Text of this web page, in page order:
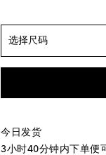
选择尺码
34 最后一件
今日发货
3小时40分钟内下单便